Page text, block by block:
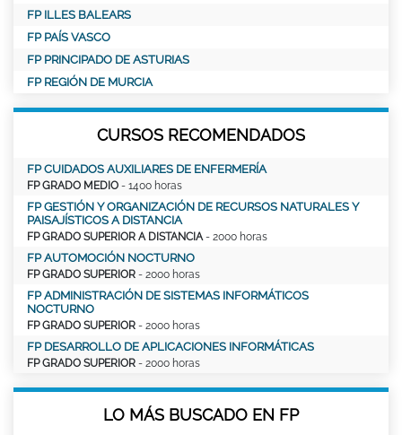
FP ILLES BALEARS
FP PAÍS VASCO
FP PRINCIPADO DE ASTURIAS
FP REGIÓN DE MURCIA
CURSOS RECOMENDADOS
FP CUIDADOS AUXILIARES DE ENFERMERÍA
FP GRADO MEDIO - 1400 horas
FP GESTIÓN Y ORGANIZACIÓN DE RECURSOS NATURALES Y
PAISAJÍSTICOS A DISTANCIA
FP GRADO SUPERIOR A DISTANCIA - 2000 horas
FP AUTOMOCIÓN NOCTURNO
FP GRADO SUPERIOR - 2000 horas
FP ADMINISTRACIÓN DE SISTEMAS INFORMÁTICOS
NOCTURNO
FP GRADO SUPERIOR - 2000 horas
FP DESARROLLO DE APLICACIONES INFORMÁTICAS
FP GRADO SUPERIOR - 2000 horas
LO MÁS BUSCADO EN FP